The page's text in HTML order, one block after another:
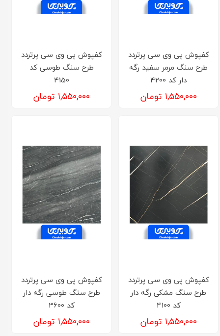
کفپوش پی وی سی پرتردد
طرح سنگ مرمر سفید رگه
دار کد 4200
۱,۵۵۰,۰۰۰ تومان
کفپوش پی وی سی پرتردد
طرح سنگ طوسی کد
4150
۱,۵۵۰,۰۰۰ تومان
کفپوش پی وی سی پرتردد
طرح سنگ مشکی رگه دار
کد 4100
۱,۵۵۰,۰۰۰ تومان
کفپوش پی وی سی پرتردد
طرح سنگ طوسی رگه دار
کد 3600
۱,۵۵۰,۰۰۰ تومان